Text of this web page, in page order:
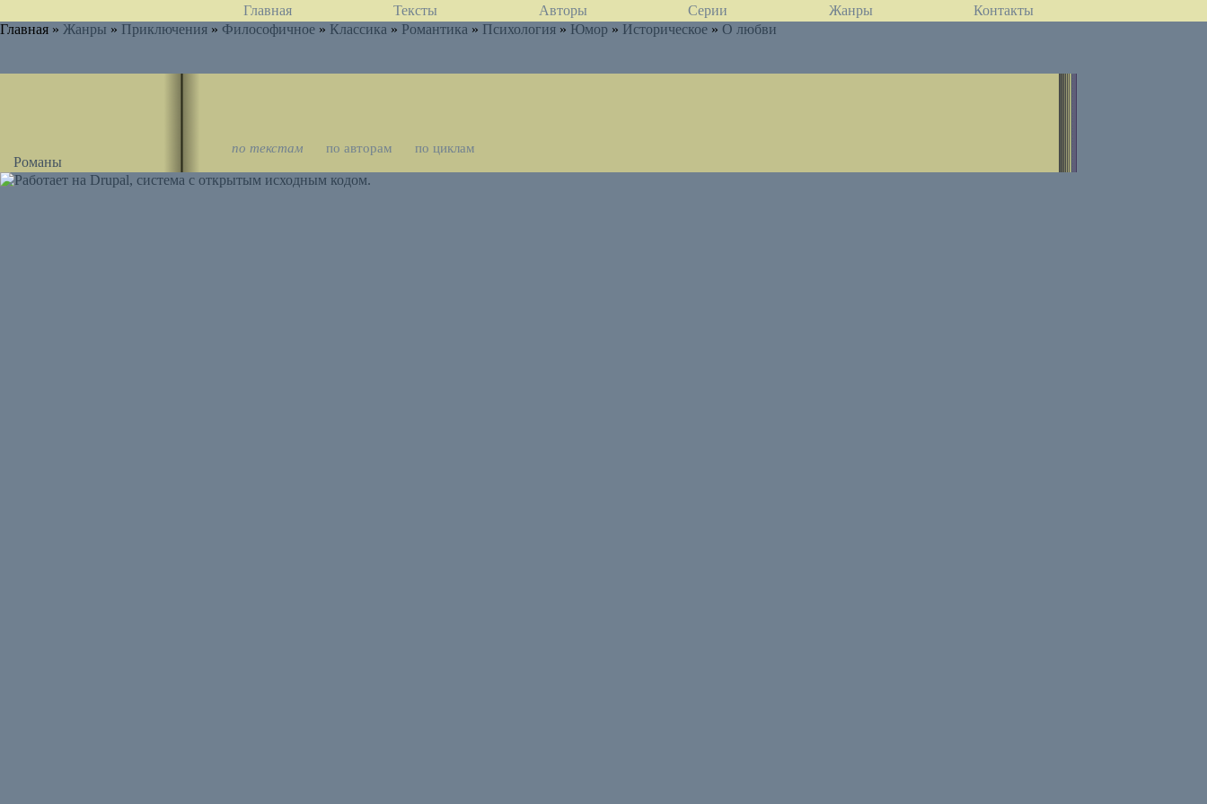
Главная Тексты Авторы Серии Жанры
Контакты
Главная » Жанры » Приключения » Философичное » Классика » Романтика » Психология » Юмор » Историческое » О любви
Романы
по текстам по авторам по циклам